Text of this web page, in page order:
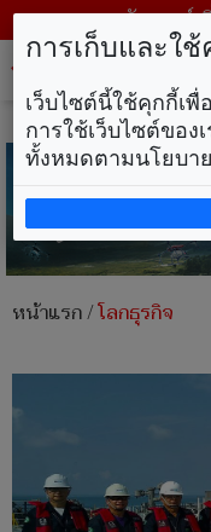
วันเสาร์
หน้าแรก/โลกธุรกิจ
การเก็บและใช้
เว็บไซต์นี้ใช้คุกกี้เ
การใช้เว็บไซต์ขอ
ทั้งหมดตามนโยบา